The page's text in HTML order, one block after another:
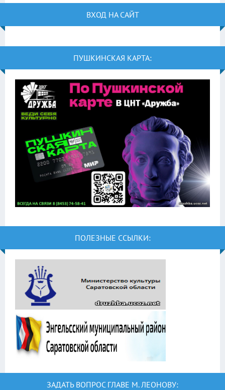
ВХОД НА САЙТ
ПУШКИНСКАЯ КАРТА:
ПОЛЕЗНЫЕ ССЫЛКИ:
ЗАДАТЬ ВОПРОС ГЛАВЕ М. ЛЕОНОВУ: